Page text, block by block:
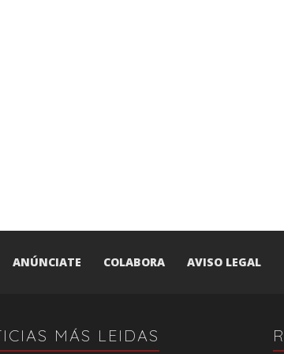
ANÚNCIATE COLABORA AVISO LEGAL
MÁS LEIDAS